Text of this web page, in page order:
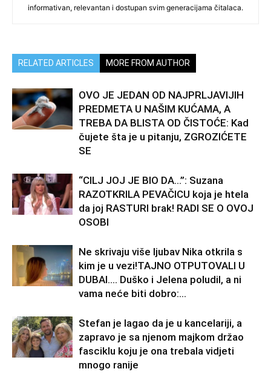
informativan, relevantan i dostupan svim generacijama čitalaca.
RELATED ARTICLES MORE FROM AUTHOR
OVO JE JEDAN OD NAJPRLJAVIJIH
PREDMETA U NAŠIM KUĆAMA, A
TREBA DA BLISTA OD ČISTOĆE: Kad
čujete šta je u pitanju, ZGROZIĆETE
SE
“CILJ JOJ JE BIO DA…”: Suzana
RAZOTKRILA PEVAČICU koja je htela
da joj RASTURI brak! RADI SE O OVOJ
OSOBI
Ne skrivaju više ljubav Nika otkrila s
kim je u vezi!TAJNO OTPUTOVALI U
DUBAI…. Duško i Jelena poludil, a ni
vama neće biti dobro:...
Stefan je lagao da je u kancelariji, a
zapravo je sa njenom majkom držao
fasciklu koju je ona trebala vidjeti
mnogo ranije